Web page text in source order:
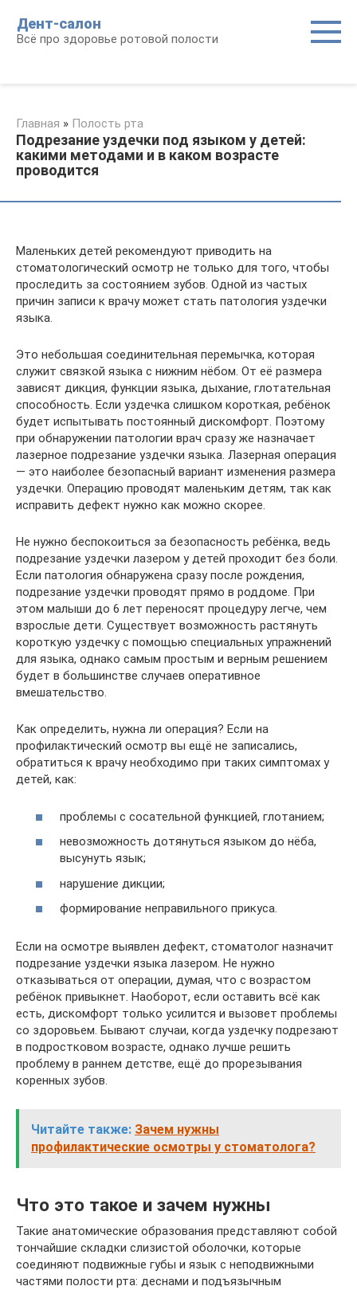
контенту
Дент-салон
Всё про здоровье ротовой полости
Главная » Полость рта
Подрезание уздечки под языком у детей:
какими методами и в каком возрасте
проводится
Маленьких детей рекомендуют приводить на
стоматологический осмотр не только для того, чтобы
проследить за состоянием зубов. Одной из частых
причин записи к врачу может стать патология уздечки
языка.
Это небольшая соединительная перемычка, которая
служит связкой языка с нижним нёбом. От её размера
зависят дикция, функции языка, дыхание, глотательная
способность. Если уздечка слишком короткая, ребёнок
будет испытывать постоянный дискомфорт. Поэтому
при обнаружении патологии врач сразу же назначает
лазерное подрезание уздечки языка. Лазерная операция
— это наиболее безопасный вариант изменения размера
уздечки. Операцию проводят маленьким детям, так как
исправить дефект нужно как можно скорее.
Не нужно беспокоиться за безопасность ребёнка, ведь
подрезание уздечки лазером у детей проходит без боли.
Если патология обнаружена сразу после рождения,
подрезание уздечки проводят прямо в роддоме. При
этом малыши до 6 лет переносят процедуру легче, чем
взрослые дети. Существует возможность растянуть
короткую уздечку с помощью специальных упражнений
для языка, однако самым простым и верным решением
будет в большинстве случаев оперативное
вмешательство.
Как определить, нужна ли операция? Если на
профилактический осмотр вы ещё не записались,
обратиться к врачу необходимо при таких симптомах у
детей, как:
проблемы с сосательной функцией, глотанием;
невозможность дотянуться языком до нёба,
высунуть язык;
нарушение дикции;
формирование неправильного прикуса.
Если на осмотре выявлен дефект, стоматолог назначит
подрезание уздечки языка лазером. Не нужно
отказываться от операции, думая, что с возрастом
ребёнок привыкнет. Наоборот, если оставить всё как
есть, дискомфорт только усилится и вызовет проблемы
со здоровьем. Бывают случаи, когда уздечку подрезают
в подростковом возрасте, однако лучше решить
проблему в раннем детстве, ещё до прорезывания
коренных зубов.
Читайте также: Зачем нужны
профилактические осмотры у стоматолога?
Что это такое и зачем нужны
Такие анатомические образования представляют собой
тончайшие складки слизистой оболочки, которые
соединяют подвижные губы и язык с неподвижными
частями полости рта: деснами и подъязычным